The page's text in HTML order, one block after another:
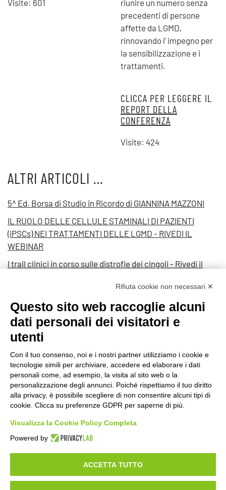
Visite: 601
riunire un numero senza
precedenti di persone
affette da LGMD,
rinnovando l' impegno per
la sensibilizzazione e i
trattamenti.
CLICCA PER LEGGERE IL
REPORT DELLA
CONFERENZA
Visite: 424
ALTRI ARTICOLI …
5^ Ed. Borsa di Studio in Ricordo di GIANNINA MAZZONI
IL RUOLO DELLE CELLULE STAMINALI DI PAZIENTI
(iPSCs) NEI TRATTAMENTI DELLE LGMD - RIVEDI IL
WEBINAR
I trail clinici in corso sulle distrofie dei cingoli - Rivedi il
estratti
©2020 GFBONLUS.IT - GRUPPO FAMILIARI BETA-SARCOGLICANOPATIE
+39 328 0075986 INFO@BETA-SARCOGLICANOPATIE.IT
VIA CIVASCA 112 23018TALAMONA - SO ITALIA
Made byNoratech
Rifiuta cookie non necessari ✕
Questo sito web raccoglie alcuni
dati personali dei visitatori e
utenti
Con il tuo consenso, noi e i nostri partner utilizziamo i cookie e
tecnologie simili per archiviare, accedere ed elaborare i dati
personali come, ad esempio, la visita al sito web o la
personalizzazione degli annunci. Poiché rispettiamo il tuo diritto
alla privacy, è possibile scegliere di non consentire alcuni tipi di
cookie. Clicca su preferenze GDPR per saperne di più.
Visualizza la Cookie Policy Completa
Powered by
ACCETTA TUTTO